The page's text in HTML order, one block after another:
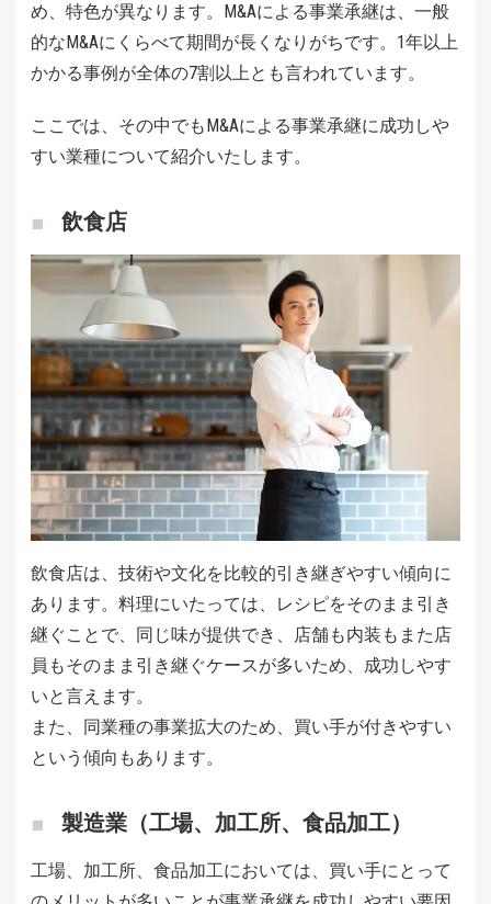
め、特色が異なります。M&Aによる事業承継は、一般
的なM&Aにくらべて期間が長くなりがちです。1年以上
かかる事例が全体の7割以上とも言われています。
ここでは、その中でもM&Aによる事業承継に成功しや
すい業種について紹介いたします。
飲食店
飲食店は、技術や文化を比較的引き継ぎやすい傾向に
あります。料理にいたっては、レシピをそのまま引き
継ぐことで、同じ味が提供でき、店舗も内装もまた店
員もそのまま引き継ぐケースが多いため、成功しやす
いと言えます。
また、同業種の事業拡大のため、買い手が付きやすい
という傾向もあります。
製造業（工場、加工所、食品加工）
工場、加工所、食品加工においては、買い手にとって